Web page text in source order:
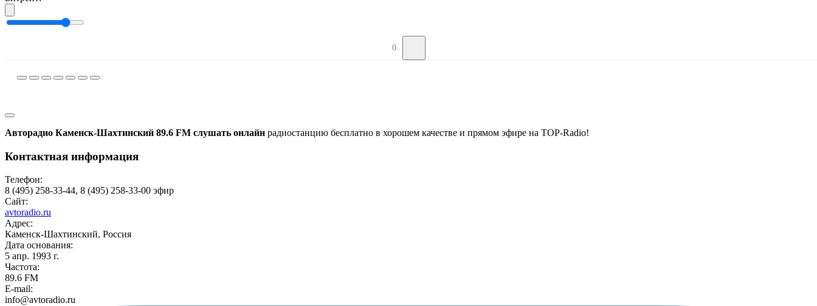
0
Авторадио Каменск-Шахтинский 89.6 FM слушать онлайн радиостанцию бесплатно в хорошем качестве и прямом эфире на TOP-Radio!
Контактная информация
Телефон:
8 (495) 258-33-44, 8 (495) 258-33-00 эфир
Сайт:
avtoradio.ru
Адрес:
Каменск-Шахтинский, Россия
Дата основания:
5 апр. 1993 г.
Частота:
89.6 FM
E-mail:
info@avtoradio.ru